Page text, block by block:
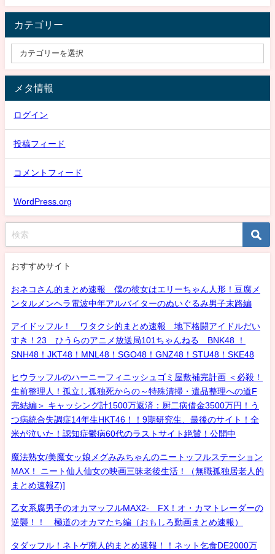
カテゴリー
メタ情報
ログイン
投稿フィード
コメントフィード
WordPress.org
おすすめサイト
おネコさん的まとめ速報 僕の彼女はエリーちゃん人形！豆腐メ
ンタルメンヘラ電波中年アルバイターのぬいぐるみ男子末路編
アイドッフル！ ワタクシ的まとめ速報 地下格闘アイドルだい
すき！23 ひうらのアニメ放送局101ちゃんねる BNK48 ！
SNH48！JKT48！MNL48！SGO48！GNZ48！STU48！SKE48
ヒウラッフルのハーニーフィニッシュゴミ屋敷補完計画 ＜必殺！
生前整理人！孤立し孤独死からの～特殊清掃・遺品整理への道F
完結編＞ キャッシング計1500万返済：厨二病借金3500万円！う
つ病統合失調症14年生HKT46！！9期研究生、最後のサイト！全
米が泣いた！認知症鬱病60代のラストサイト絶賛！公開中
魔法熟女/美魔女ッ娘メグみみちゃんのニートッフルステーション
MAX！ ニート仙人仙女の映画三昧老後生活！（無職孤独居老人的
まとめ速報Z)]
乙女系腐男子のオカマッフルMAX2- FX！オ・カマトレーダーの
逆襲！！ 極道のオカマたち編（おもしろ動画まとめ速報）
タダッフル！ネトゲ廃人的まとめ速報！！ネット乞食DE2000万